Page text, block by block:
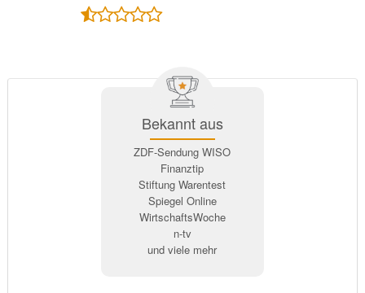
Bekannt aus
ZDF-Sendung WISO
Finanztip
Stiftung Warentest
Spiegel Online
WirtschaftsWoche
n-tv
und viele mehr